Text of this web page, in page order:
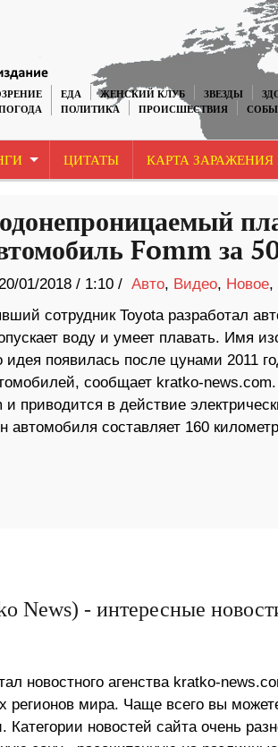
ЕДА ЖЕНСКИЙ КЛУБ ЗВЕЗДЫ
ПОЛИТИКА ПРОИСШЕСТВИЯ
ЦИТАТЫ КАРТА ЗАРАЖЕНИЯ
Fomm за
01/2018/ 1:10 / Авто, Видео, Новое,
сотрудник Toyota разработал
воду и умеет плавать. Имя
идея появилась после цунами 2011
сообщает kratko-
и приводится в действие
автомобиля составляет 160
News) - интересные
новостного агенства kratko-
мира. Чаще всего вы
Категории новостей сайта очень